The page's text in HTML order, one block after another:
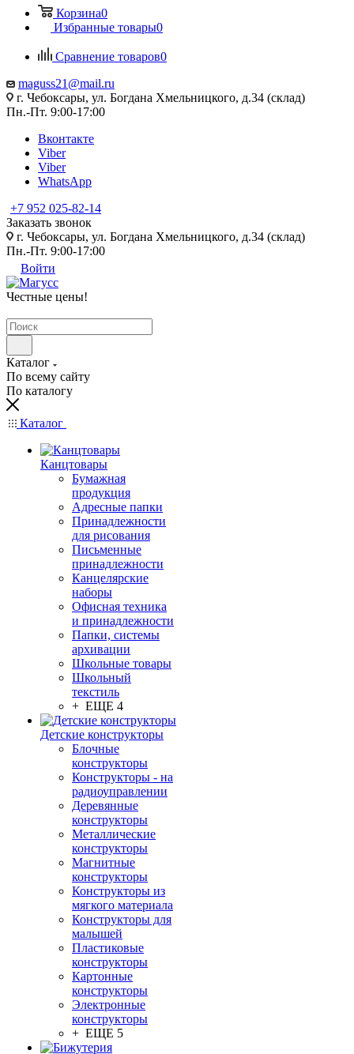
Корзина0
Избранные товары0
Сравнение товаров0
maguss21@mail.ru
г. Чебоксары, ул. Богдана Хмельницкого, д.34 (склад)
Пн.-Пт. 9:00-17:00
Вконтакте
Viber
Viber
WhatsApp
+7 952 025-82-14
Заказать звонок
г. Чебоксары, ул. Богдана Хмельницкого, д.34 (склад)
Пн.-Пт. 9:00-17:00
Войти
Честные цены!
Каталог
По всему сайту
По каталогу
Каталог
Канцтовары
Бумажная
продукция
Адресные папки
Принадлежности
для рисования
Письменные
принадлежности
Канцелярские
наборы
Офисная техника
и принадлежности
Папки, системы
архивации
Школьные товары
Школьный
текстиль
+ ЕЩЕ 4
Детские конструкторы
Блочные
конструкторы
Конструкторы - на
радиоуправлении
Деревянные
конструкторы
Металлические
конструкторы
Магнитные
конструкторы
Конструкторы из
мягкого материала
Конструкторы для
малышей
Пластиковые
конструкторы
Картонные
конструкторы
Электронные
конструкторы
+ ЕЩЕ 5